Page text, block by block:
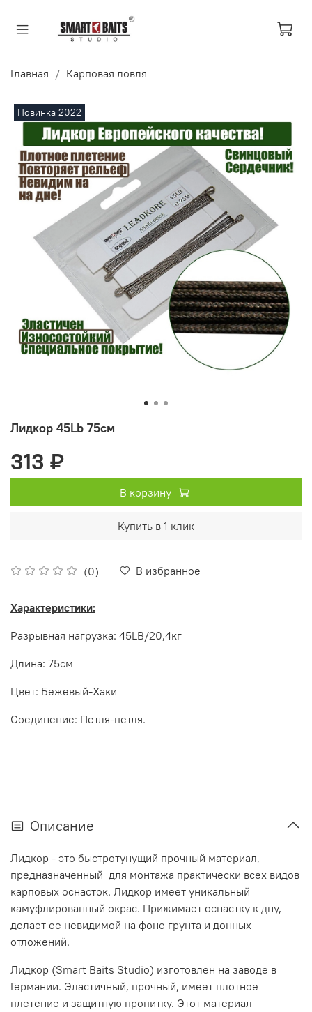
Главная Карповая ловля
Новинка 2022
Лидкор 45Lb 75см
(0) В избранное
313 ₽
В корзину
Купить в 1 клик
Характеристики:
Разрывная нагрузка: 45LB/20,4кг
Длина: 75см
Цвет: Бежевый-Хаки
Соединение: Петля-петля.
Описание
Лидкор - это быстротунущий прочный материал,
предназначенный для монтажа практически всех видов
карповых оснасток. Лидкор имеет уникальный
камуфлированный окрас. Прижимает оснастку к дну,
делает ее невидимой на фоне грунта и донных
отложений.
Лидкор (Smart Baits Studio) изготовлен на заводе в
Германии. Эластичный, прочный, имеет плотное
плетение и защитную пропитку. Этот материал